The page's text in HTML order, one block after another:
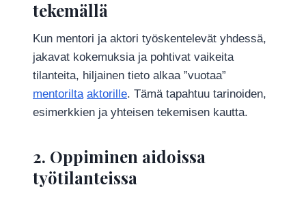
tekemällä
Kun mentori ja aktori työskentelevät yhdessä,
jakavat kokemuksia ja pohtivat vaikeita
tilanteita, hiljainen tieto alkaa ”vuotaa”
mentorilta aktorille. Tämä tapahtuu tarinoiden,
esimerkkien ja yhteisen tekemisen kautta.
2. Oppiminen aidoissa
työtilanteissa